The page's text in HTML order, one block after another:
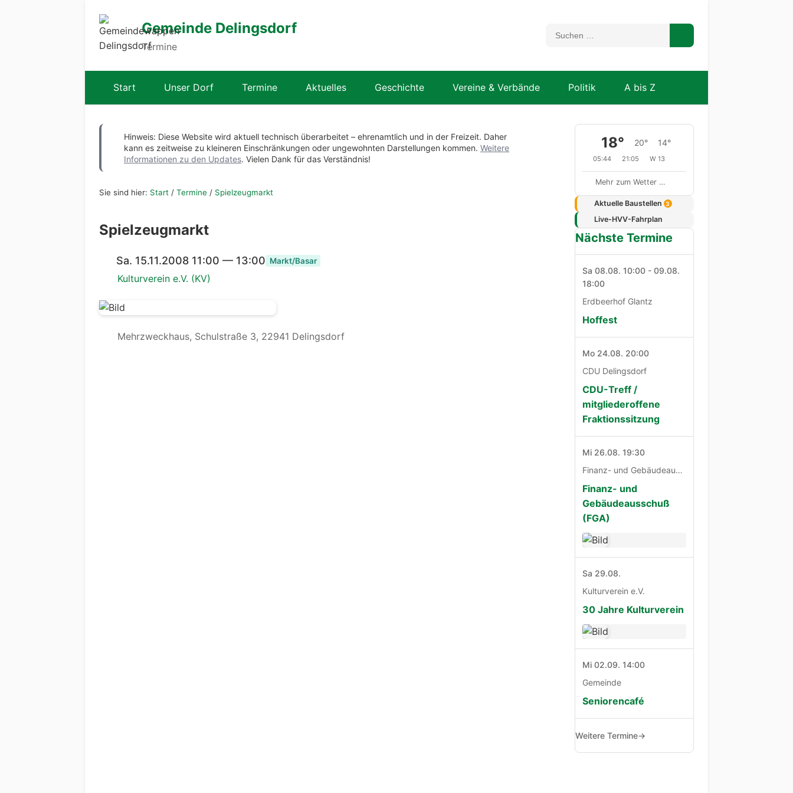
Gemeinde Delingsdorf
Termine
Start Unser Dorf Termine Aktuelles Geschichte Vereine & Verbände Politik A bis Z
Hinweis: Diese Website wird aktuell technisch überarbeitet – ehrenamtlich und in der Freizeit. Daher
kann es zeitweise zu kleineren Einschränkungen oder ungewohnten Darstellungen kommen. Weitere
Informationen zu den Updates. Vielen Dank für das Verständnis!
Sie sind hier: Start / Termine / Spielzeugmarkt
Spielzeugmarkt
Sa. 15.11.2008 11:00 — 13:00 Markt/Basar
Kulturverein e.V. (KV)
Mehrzweckhaus, Schulstraße 3, 22941 Delingsdorf
18° 20° 14°
05:44 21:05 W 13
Mehr zum Wetter …
Aktuelle Baustellen 3
Live-HVV-Fahrplan
Nächste Termine
Sa 08.08. 10:00 - 09.08.
18:00
Erdbeerhof Glantz
Hoffest
Mo 24.08. 20:00
CDU Delingsdorf
CDU-Treff /
mitgliederoffene
Fraktionssitzung
Mi 26.08. 19:30
Finanz- und Gebäudeausschuß
Finanz- und
Gebäudeausschuß
(FGA)
Sa 29.08.
Kulturverein e.V.
30 Jahre Kulturverein
Mi 02.09. 14:00
Gemeinde
Seniorencafé
Weitere Termine→